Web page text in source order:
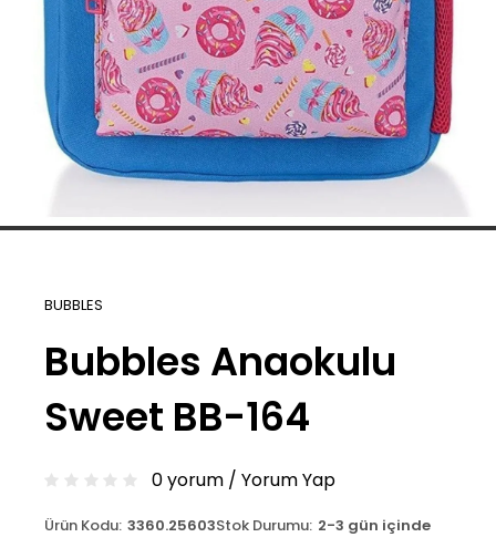
BUBBLES
Bubbles Anaokulu
Sweet BB-164
0 yorum/ Yorum Yap
Ürün Kodu: 3360.25603Stok Durumu: 2-3 gün içinde